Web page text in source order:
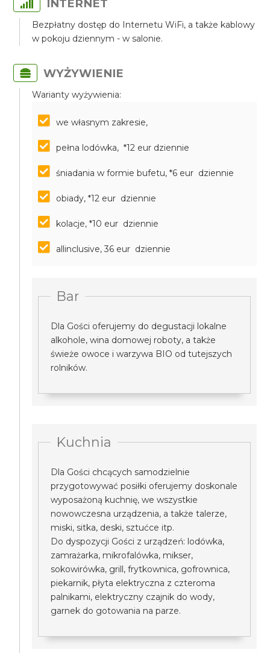
INTERNET
Bezpłatny dostęp do Internetu WiFi, a także kablowy
w pokoju dziennym - w salonie.
WYŻYWIENIE
Warianty wyżywienia:
we własnym zakresie,
pełna lodówka, *12 eur dziennie
śniadania w formie bufetu, *6 eur dziennie
obiady, *12 eur dziennie
kolacje, *10 eur dziennie
allinclusive, 36 eur dziennie
Bar
Dla Gości oferujemy do degustacji lokalne
alkohole, wina domowej roboty, a także
świeże owoce i warzywa BIO od tutejszych
rolników.
Kuchnia
Dla Gości chcących samodzielnie
przygotowywać posiłki oferujemy doskonale
wyposażoną kuchnię, we wszystkie
nowowczesna urządzenia, a także talerze,
miski, sitka, deski, sztućce itp.
Do dyspozycji Gości z urządzeń: lodówka,
zamrażarka, mikrofalówka, mikser,
sokowirówka, grill, frytkownica, gofrownica,
piekarnik, płyta elektryczna z czteroma
palnikami, elektryczny czajnik do wody,
garnek do gotowania na parze.